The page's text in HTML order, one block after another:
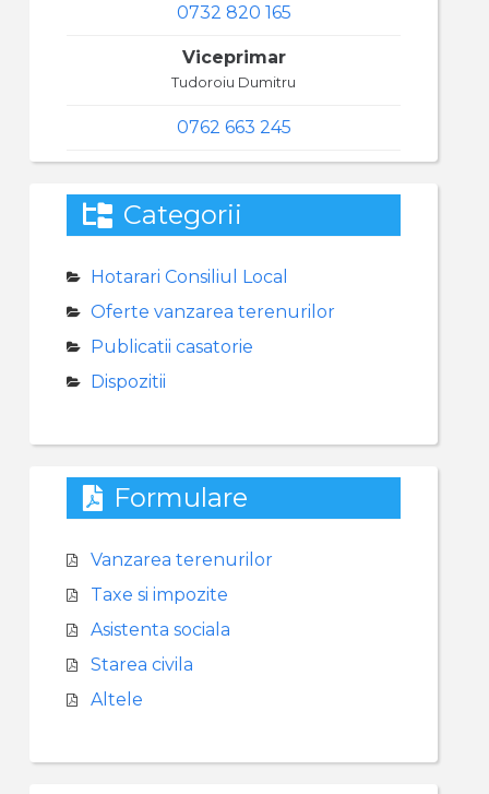
0732 820 165
Viceprimar
Tudoroiu Dumitru
0762 663 245
Categorii
Hotarari Consiliul Local
Oferte vanzarea terenurilor
Publicatii casatorie
Dispozitii
Formulare
Vanzarea terenurilor
Taxe si impozite
Asistenta sociala
Starea civila
Altele